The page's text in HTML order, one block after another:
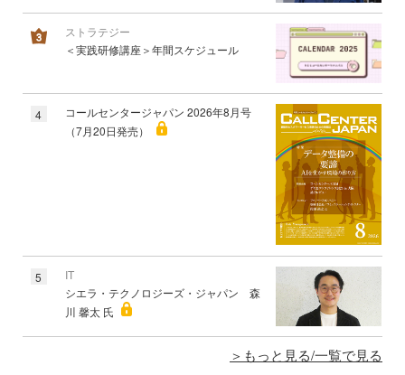
ストラテジー
＜実践研修講座＞年間スケジュール
4
コールセンタージャパン 2026年8月号
（7月20日発売）
5
IT
シエラ・テクノロジーズ・ジャパン 森
川 馨太 氏
もっと見る/一覧で見る